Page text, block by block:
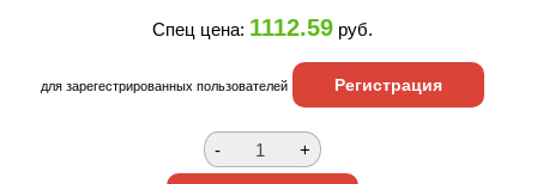
Спец цена: 1112.59 руб.
для зарегестрированных пользователей Регистрация